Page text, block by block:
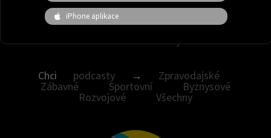
Chci nálady → Česká hudba Audioknihy
Žánrové Novinky Moje
nálady Energické Zvuky a ruchy
V.I.P. Pohádky
Chci podcasty → Zpravodajské
Zábavné Sportovní Byznysové
Rozvojové Všechny
iPhone aplikace